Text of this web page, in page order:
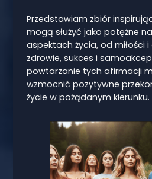
Przedstawiam zbiór
mogą służyć jako potężne
aspektach życia, od miłości
zdrowie, sukces i
powtarzanie tych afirmacji
wzmocnić pozytywne
życie w pożądanym kierunku.